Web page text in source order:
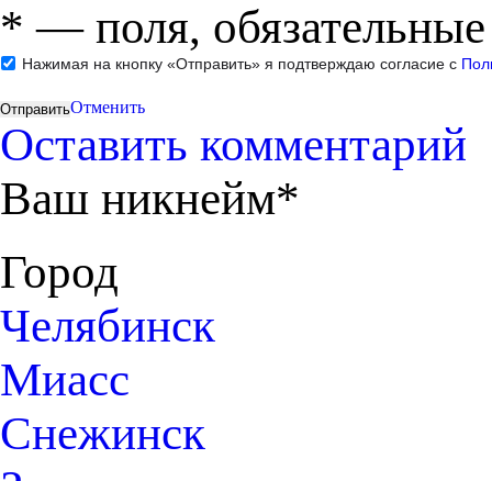
* — поля,
Нажимая на кнопку «Отправить» я подтверждаю согласие с
Отменить
Оставить комментарий
Ваш никнейм*
Город
Челябинск
Миасс
Снежинск